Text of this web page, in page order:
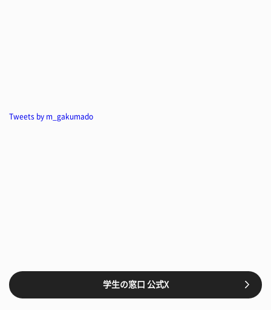
Tweets by m_gakumado
学生の窓口 公式X